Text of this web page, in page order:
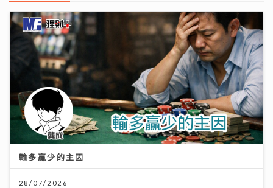
輸多贏少的主因
28/07/2026